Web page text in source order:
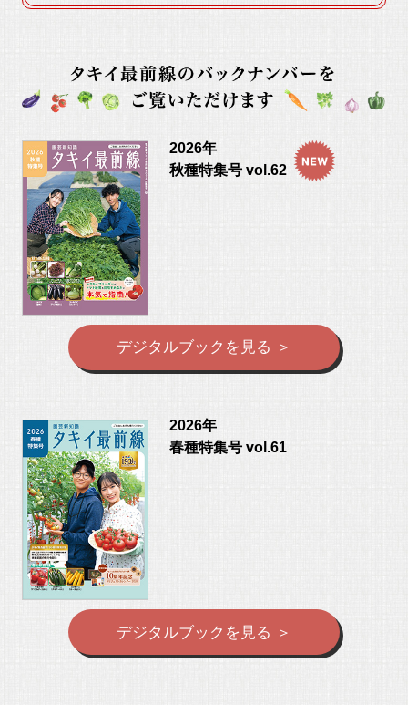
2026年
秋種特集号 vol.62
デジタルブックを見る ＞
2026年
春種特集号 vol.61
デジタルブックを見る ＞